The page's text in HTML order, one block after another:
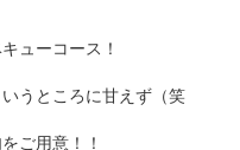
ューコース！
うところに甘えず（笑
ご用意！！